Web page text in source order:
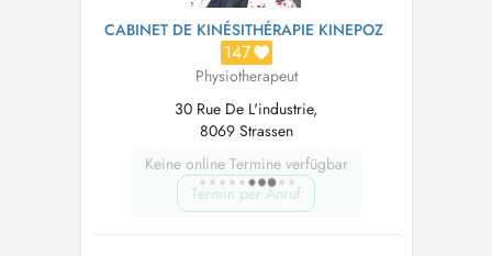
CABINET DE KINÉSITHÉRAPIE KINEPOZ
147
Physiotherapeut
30 Rue De L'industrie,
8069 Strassen
Keine online Termine verfügbar
Termin per Anruf